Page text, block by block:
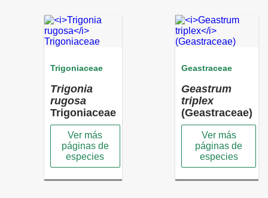
Trigoniaceae
Trigonia
rugosa
Trigoniaceae
Ver más
páginas de
especies
Geastraceae
Geastrum
triplex
(Geastraceae)
Ver más
páginas de
especies